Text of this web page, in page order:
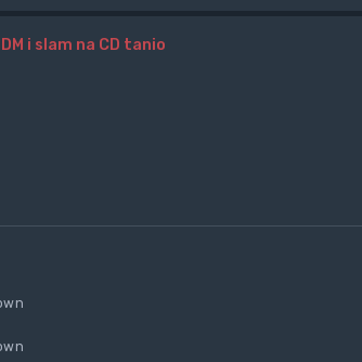
i slam na CD tanio